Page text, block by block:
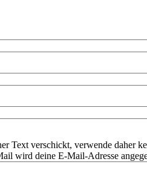
Text verschickt, verwende daher
wird deine E-Mail-Adresse